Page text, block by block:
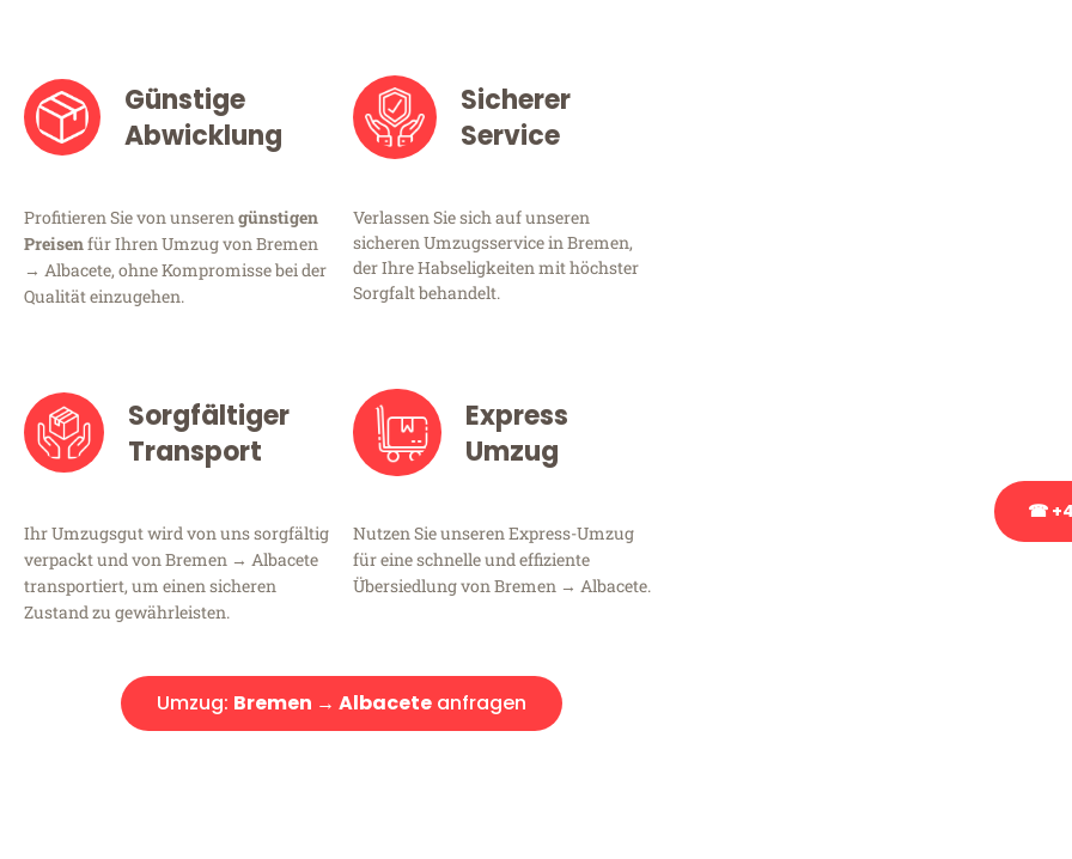
Günstige
Abwicklung
Profitieren Sie von unserengünstigen
Preisenfür Ihren Umzug von Bremen
→ Albacete, ohne Kompromisse bei der
Qualität einzugehen.
Sicherer
Service
Verlassen Sie sich auf unseren
sicheren Umzugsservice in Bremen,
der Ihre Habseligkeiten mit höchster
Sorgfalt behandelt.
Sorgfältiger
Transport
Ihr Umzugsgut wird von uns sorgfältig
verpackt und von Bremen → Albacete
transportiert, um einen sicheren
Zustand zu gewährleisten.
Express
Umzug
Nutzen Sie unseren Express-Umzug
für eine schnelle und effiziente
Übersiedlung von Bremen → Albacete.
Umzug: Bremen → Albaceteanfragen
☎